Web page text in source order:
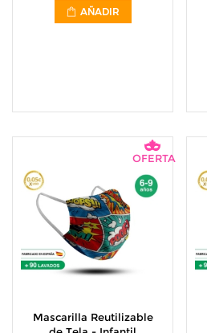
AÑADIR
Mascarilla Reutilizable
OFERTA